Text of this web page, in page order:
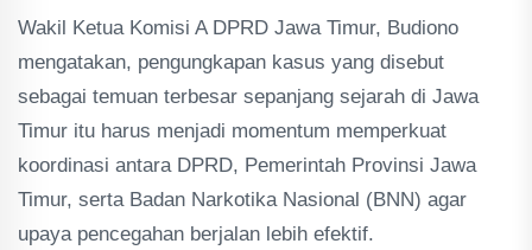
Wakil Ketua Komisi A DPRD Jawa Timur, Budiono
mengatakan, pengungkapan kasus yang disebut
sebagai temuan terbesar sepanjang sejarah di Jawa
Timur itu harus menjadi momentum memperkuat
koordinasi antara DPRD, Pemerintah Provinsi Jawa
Timur, serta Badan Narkotika Nasional (BNN) agar
upaya pencegahan berjalan lebih efektif.